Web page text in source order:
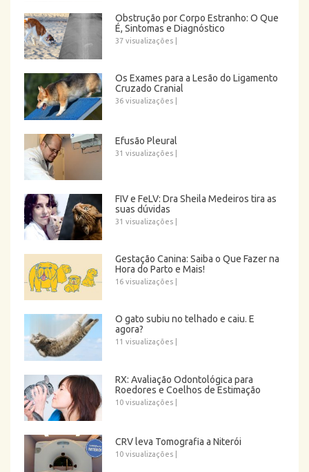
Obstrução por Corpo Estranho: O Que
É, Sintomas e Diagnóstico
37 visualizações
Os Exames para a Lesão do Ligamento
Cruzado Cranial
36 visualizações
Efusão Pleural
31 visualizações
FIV e FeLV: Dra Sheila Medeiros tira as
suas dúvidas
31 visualizações
Gestação Canina: Saiba o Que Fazer na
Hora do Parto e Mais!
16 visualizações
O gato subiu no telhado e caiu. E
agora?
11 visualizações
RX: Avaliação Odontológica para
Roedores e Coelhos de Estimação
10 visualizações
CRV leva Tomografia a Niterói
10 visualizações